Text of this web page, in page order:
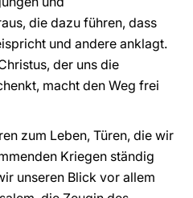
die dazu führen, dass
und andere anklagt.
der uns die
macht den Weg frei
zum Leben, Türen, die wir
Kriegen ständig
unseren Blick vor allem